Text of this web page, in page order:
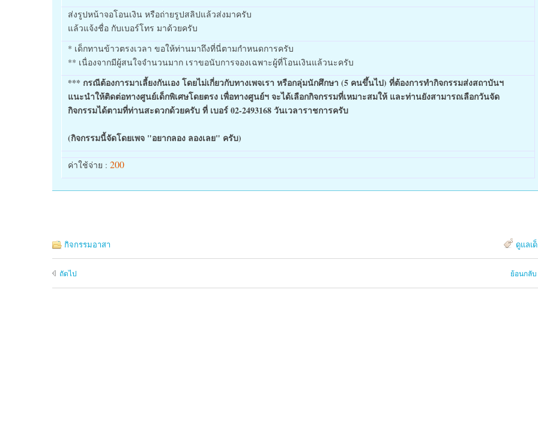
ส่งรูปหน้าจอโอนเงิน หรือถ่ายรูปสลิปแล้วส่งมาครับ
แล้วแจ้งชื่อ กับเบอร์โทร มาด้วยครับ
* เด็กทานข้าวตรงเวลา ขอให้ท่านมาถึงที่นี่ตามกำหนดการครับ
** เนื่องจากมีผู้สนใจจำนวนมาก เราขอนับการจองเฉพาะผู้ที่โอนเงินแล้วนะครับ
*** กรณีต้องการมาเลี้ยงกันเอง โดยไม่เกี่ยวกับทางเพจเรา หรือกลุ่มนักศึกษา (5 คนขึ้นไป) ที่ต้องการทำกิจกรรมส่งสถาบันฯ
แนะนำให้ติดต่อทางศูนย์เด็กพิเศษโดยตรง เพื่อทางศูนย์ฯ จะได้เลือกกิจกรรมที่เหมาะสมให้ และท่านยังสามารถเลือกวันจัด
กิจกรรมได้ตามที่ท่านสะดวกด้วยครับ ที่ เบอร์ 02-2493168 วันเวลาราชการครับ
(กิจกรรมนี้จัดโดยเพจ "อยากลอง ลองเลย" ครับ)
ค่าใช้จ่าย : 200
กิจกรรมอาสา ดูแลเ
ถัดไป ย้อนกลับ